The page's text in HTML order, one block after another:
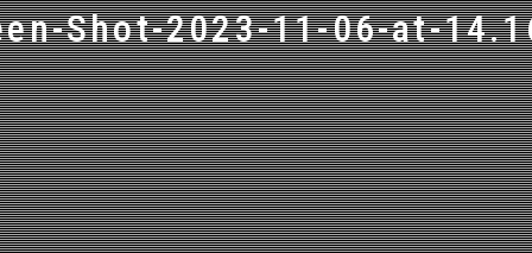
Shot-2023-11-06-at-
LEARN MORE